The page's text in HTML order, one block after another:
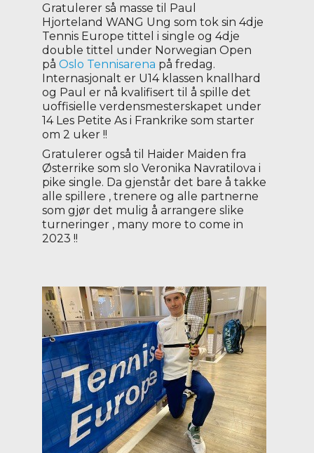
Gratulerer så masse til Paul
Hjorteland WANG Ung som tok sin 4dje
Tennis Europe tittel i single og 4dje
double tittel under Norwegian Open
på Oslo Tennisarena på fredag.
Internasjonalt er U14 klassen knallhard
og Paul er nå kvalifisert til å spille det
uoffisielle verdensmesterskapet under
14 Les Petite As i Frankrike som starter
om 2 uker !!
Gratulerer også til Haider Maiden fra
Østerrike som slo Veronika Navratilova i
pike single. Da gjenstår det bare å takke
alle spillere , trenere og alle partnerne
som gjør det mulig å arrangere slike
turneringer , many more to come in
2023 !!